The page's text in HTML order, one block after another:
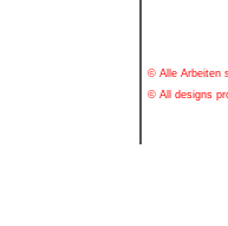
© Alle Arbeiten
© All designs